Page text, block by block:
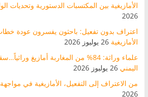
الأمازيغية بين المكتسبات الدستورية وتحديات
2026
اعتراف بدون تفعيل: باحثون يفسرون عودة
الأمازيغية 26 يوليوز 2026
علماء وراثة: 84% من المغاربة أمازيغ
اليمني 26 يوليوز 2026
من الاعتراف إلى التفعيل، الأمازيغية في مواجهة
2026